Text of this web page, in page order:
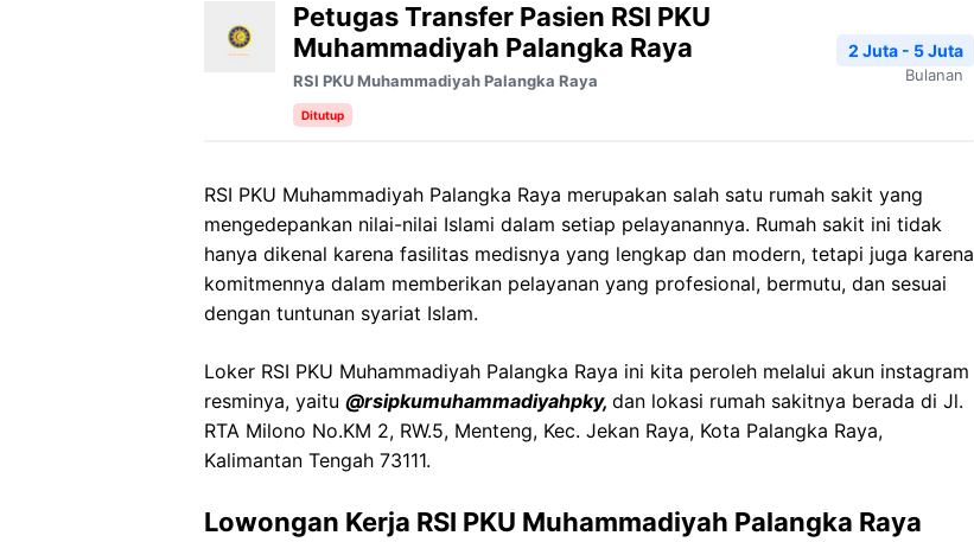
Petugas Transfer Pasien RSI PKU
Muhammadiyah Palangka Raya
RSI PKU Muhammadiyah Palangka Raya
Ditutup
2 Juta - 5 Juta
Bulanan
RSI PKU Muhammadiyah Palangka Raya merupakan salah satu rumah sakit yang
mengedepankan nilai-nilai Islami dalam setiap pelayanannya. Rumah sakit ini tidak
hanya dikenal karena fasilitas medisnya yang lengkap dan modern, tetapi juga karena
komitmennya dalam memberikan pelayanan yang profesional, bermutu, dan sesuai
dengan tuntunan syariat Islam.
Loker RSI PKU Muhammadiyah Palangka Raya ini kita peroleh melalui akun instagram
resminya, yaitu @rsipkumuhammadiyahpky, dan lokasi rumah sakitnya berada di Jl.
RTA Milono No.KM 2, RW.5, Menteng, Kec. Jekan Raya, Kota Palangka Raya,
Kalimantan Tengah 73111.
Lowongan Kerja RSI PKU Muhammadiyah Palangka Raya